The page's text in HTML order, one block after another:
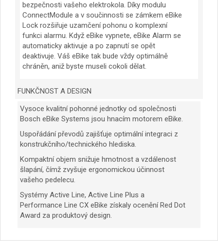
bezpečnosti vašeho elektrokola. Díky modulu
ConnectModule a v součinnosti se zámkem eBike
Lock rozšiřuje uzamčení pohonu o komplexní
funkci alarmu. Když eBike vypnete, eBike Alarm se
automaticky aktivuje a po zapnutí se opět
deaktivuje. Váš eBike tak bude vždy optimálně
chráněn, aniž byste museli cokoli dělat.
FUNKČNOST A DESIGN
Vysoce kvalitní pohonné jednotky od společnosti
Bosch eBike Systems jsou hnacím motorem eBike.
Uspořádání převodů zajišťuje optimální integraci z
konstrukčního/technického hlediska.
Kompaktní objem snižuje hmotnost a vzdálenost
šlapání, čímž zvyšuje ergonomickou účinnost
vašeho pedelecu.
Systémy Active Line, Active Line Plus a
Performance Line CX eBike získaly ocenění Red Dot
Award za produktový design.